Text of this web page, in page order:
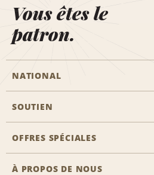
Vous êtes le
patron.
NATIONAL
Aviation générale
Emplacements Emerald Aisle
Agents de voyage
SOUTIEN
Clients ayant un handicap
Nous contacter
OFFRES SPÉCIALES
Toutes les offres
À PROPOS DE NOUS